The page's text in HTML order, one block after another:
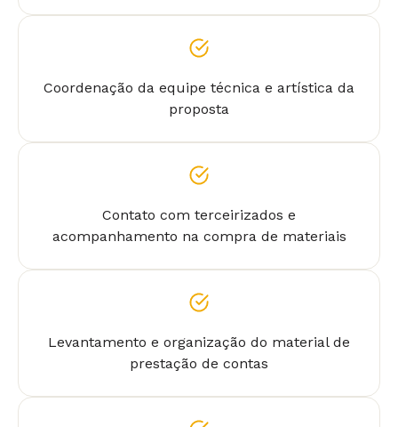
Coordenação da equipe técnica e artística da
proposta
Contato com terceirizados e
acompanhamento na compra de materiais
Levantamento e organização do material de
prestação de contas